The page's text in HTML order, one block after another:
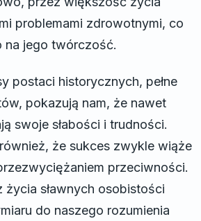
problemami zdrowotnymi, co
na jego twórczość.
postaci historycznych, pełne
pokazują nam, że nawet
swoje słabości i trudności.
że sukces zwykle wiąże
przeciwności.
życia sławnych osobistości
do naszego rozumienia